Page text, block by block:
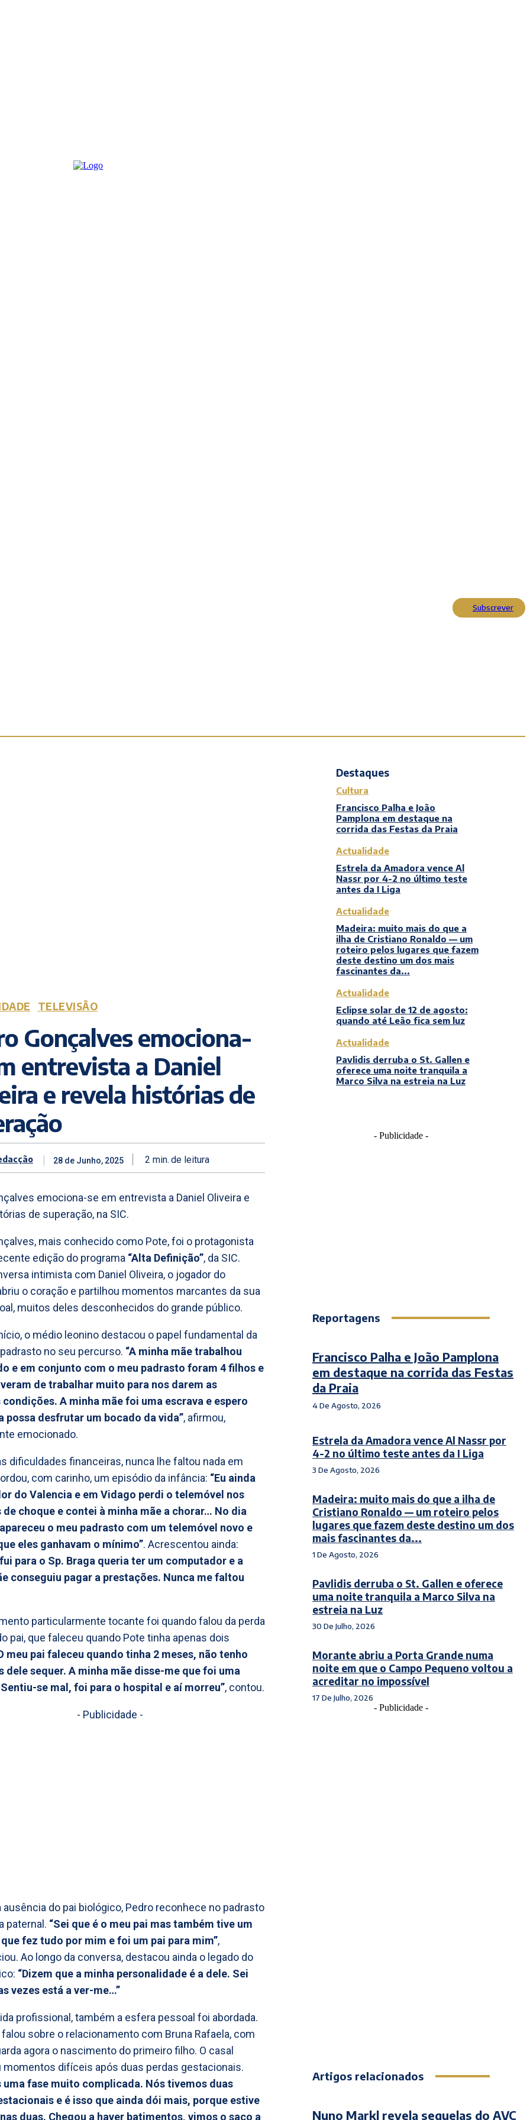
Subscrever
TELEVISÃO
Gonçalves emociona-
entrevista a Daniel
e revela histórias de
28 de Junho, 2025 2 min. de leitura
emociona-se em entrevista a Daniel Oliveira e
de superação, na SIC.
mais conhecido como Pote, foi o protagonista
edição do programa “Alta Definição”, da SIC.
intimista com Daniel Oliveira, o jogador do
o coração e partilhou momentos marcantes da sua
muitos deles desconhecidos do grande público.
o médio leonino destacou o papel fundamental da
no seu percurso. “A minha mãe trabalhou
e em conjunto com o meu padrasto foram 4 filhos e
de trabalhar muito para nos darem as
A minha mãe foi uma escrava e espero
possa desfrutar um bocado da vida”, afirmou,
emocionado.
dificuldades financeiras, nunca lhe faltou nada em
com carinho, um episódio da infância: “Eu ainda
do Valencia e em Vidago perdi o telemóvel nos
de choque e contei à minha mãe a chorar… No dia
o meu padrasto com um telemóvel novo e
eles ganhavam o mínimo”. Acrescentou ainda:
para o Sp. Braga queria ter um computador e a
conseguiu pagar a prestações. Nunca me faltou
particularmente tocante foi quando falou da perda
pai, que faleceu quando Pote tinha apenas dois
meu pai faleceu quando tinha 2 meses, não tenho
dele sequer. A minha mãe disse-me que foi uma
se mal, foi para o hospital e aí morreu”, contou.
- Publicidade -
ausência do pai biológico, Pedro reconhece no padrasto
paternal. “Sei que é o meu pai mas também tive um
fez tudo por mim e foi um pai para mim”,
Ao longo da conversa, destacou ainda o legado do
“Dizem que a minha personalidade é a dele. Sei
vezes está a ver-me…”
profissional, também a esfera pessoal foi abordada.
falou sobre o relacionamento com Bruna Rafaela, com
agora o nascimento do primeiro filho. O casal
momentos difíceis após duas perdas gestacionais.
uma fase muito complicada. Nós tivemos duas
e é isso que ainda dói mais, porque estive
duas. Chegou a haver batimentos, vimos o saco a
Destaques
Cultura
Francisco Palha e João
Pamplona em destaque na
corrida das Festas da Praia
Actualidade
Estrela da Amadora vence Al
Nassr por 4-2 no último teste
antes da I Liga
Actualidade
Madeira: muito mais do que a
ilha de Cristiano Ronaldo — um
roteiro pelos lugares que fazem
deste destino um dos mais
fascinantes da...
Actualidade
Eclipse solar de 12 de agosto:
quando até Leão fica sem luz
Actualidade
Pavlidis derruba o St. Gallen e
oferece uma noite tranquila a
Marco Silva na estreia na Luz
- Publicidade -
Reportagens
Francisco Palha e João Pamplona
em destaque na corrida das Festas
da Praia
4 De Agosto, 2026
Estrela da Amadora vence Al Nassr por
4-2 no último teste antes da I Liga
3 De Agosto, 2026
Madeira: muito mais do que a ilha de
Cristiano Ronaldo — um roteiro pelos
lugares que fazem deste destino um dos
mais fascinantes da...
1 De Agosto, 2026
Pavlidis derruba o St. Gallen e oferece
uma noite tranquila a Marco Silva na
estreia na Luz
30 De Julho, 2026
Morante abriu a Porta Grande numa
noite em que o Campo Pequeno voltou a
acreditar no impossível
17 De Julho, 2026
- Publicidade -
Artigos relacionados
Nuno Markl revela sequelas do AVC